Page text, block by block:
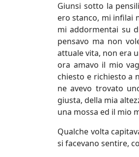
Giunsi sotto la
ero stanco, mi infilai
mi addormentai su
pensavo ma non
attuale vita, non era
ora amavo il mio
chiesto e richiesto a
ne avevo trovato
giusta, della mia
una mossa ed il mio
Qualche volta
si facevano sentire,